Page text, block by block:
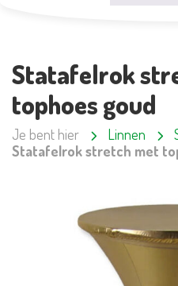
Statafelrok
tophoes goud
Je bent hier Linnen
Statafelrok stretch met